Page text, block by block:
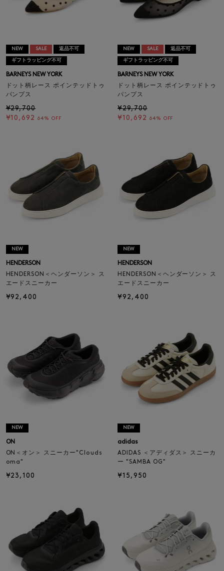
NEW SALE 返品不可
ギフトラッピング不可
BARNEYS NEW YORK
ドット柄レース ポインテッドトゥ
パンプス
¥29,700
¥10,692
64% OFF
NEW SALE 返品不可
ギフトラッピング不可
BARNEYS NEW YORK
ドット柄レース ポインテッドトゥ
パンプス
¥29,700
¥10,692
64% OFF
NEW
HENDERSON
HENDERSON＜ヘンダーソン＞ ス
エードスニーカー
¥92,400
NEW
HENDERSON
HENDERSON＜ヘンダーソン＞ ス
エードスニーカー
¥92,400
NEW
ON
ON＜オン＞ スニーカー"Clouds
oma"
¥23,100
NEW
adidas
ADIDAS ＜アディダス＞ スニーカ
ー "SAMBA OG"
¥15,950